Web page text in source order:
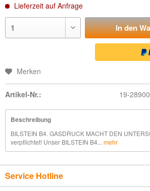
Lieferzeit auf Anfrage
In den
Merken
Artikel-Nr.: 19-
Beschreibung
BILSTEIN B4. GASDRUCK MACHT DEN
verpflichtet! Unser BILSTEIN B4... mehr
Service Hotline